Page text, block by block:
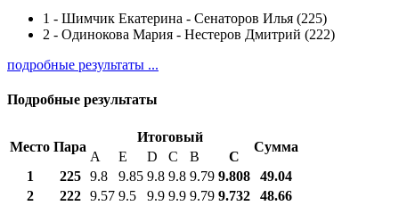
1 - Шимчик Екатерина - Сенаторов Илья (225)
2 - Одинокова Мария - Нестеров Дмитрий (222)
подробные результаты ...
Подробные результаты
Место Пара
Итоговый
Сумма
A E D C B
С
1
225 9.8 9.85 9.8 9.8 9.79 9.808
49.04
2
222 9.57 9.5 9.9 9.9 9.79 9.732 48.66